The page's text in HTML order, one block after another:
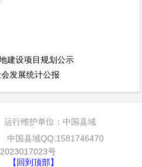
建设项目规划公示
发展统计公报
行维护单位：中国县域
中国县域QQ:1581746470
号
【回到顶部】